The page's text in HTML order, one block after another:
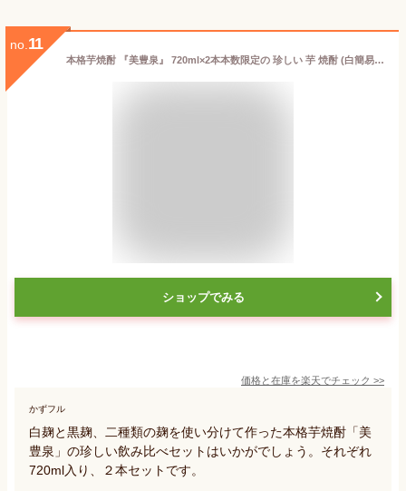
no. 11
本格芋焼酎 『美豊泉』 720ml×2本本数限定の 珍しい 芋 焼酎 (白簡易箱) 飲み比べ セット いも焼酎 鹿児島県産 銘柄 酒 黒麹 白麹 鹿児島県 鹿児島 鹿児島産 お酒 プレゼント ギフト 贈り物 贈答品 内祝い 結婚 傘寿 祝い 誕生日プレゼント お取り寄せ 父親
ショップでみる
価格と在庫を楽天でチェック >>
かずフル
白麹と黒麹、二種類の麹を使い分けて作った本格芋焼酎「美
豊泉」の珍しい飲み比べセットはいかがでしょう。それぞれ
720ml入り、２本セットです。